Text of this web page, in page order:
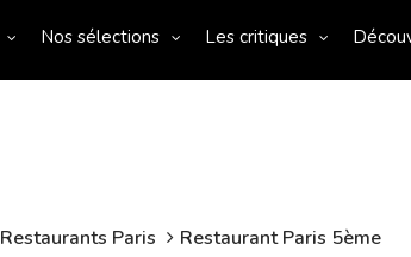
Nos sélections Les critiques
Restaurants Paris
Restaurant Paris 5ème